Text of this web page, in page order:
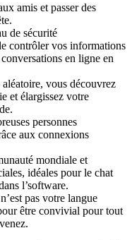
amis et passer des
de sécurité
contrôler vos informations
en ligne en
vous découvrez
et élargissez votre
personnes
aux connexions
mondiale et
idéales pour le chat
l’software.
pas votre langue
être convivial pour tout